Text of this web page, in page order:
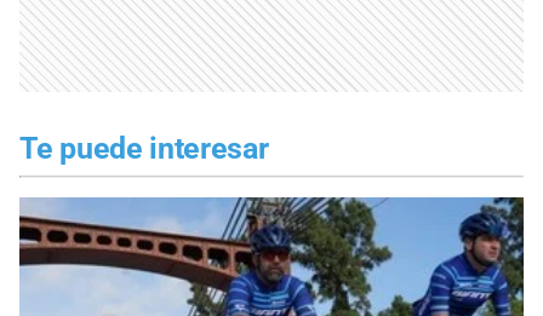
Te puede interesar